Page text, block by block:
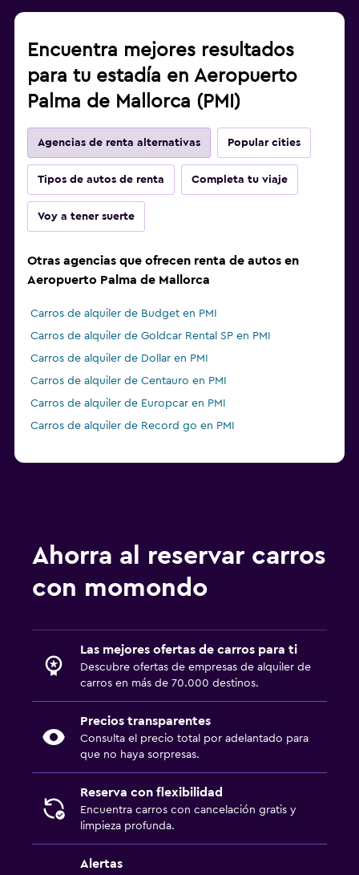
Encuentra mejores resultados
para tu estadía en Aeropuerto
Palma de Mallorca (PMI)
Agencias de renta alternativas Popular cities
Tipos de autos de renta Completa tu viaje
Voy a tener suerte
Otras agencias que ofrecen renta de autos en
Aeropuerto Palma de Mallorca
Carros de alquiler de Budget en PMI
Carros de alquiler de Goldcar Rental SP en PMI
Carros de alquiler de Dollar en PMI
Carros de alquiler de Centauro en PMI
Carros de alquiler de Europcar en PMI
Carros de alquiler de Record go en PMI
Ahorra al reservar carros
con momondo
Las mejores ofertas de carros para ti
Descubre ofertas de empresas de alquiler de
carros en más de 70.000 destinos.
Precios transparentes
Consulta el precio total por adelantado para
que no haya sorpresas.
Reserva con flexibilidad
Encuentra carros con cancelación gratis y
limpieza profunda.
Alertas